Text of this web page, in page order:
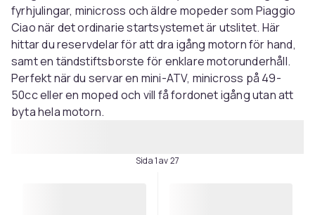
fyrhjulingar, minicross och äldre mopeder som Piaggio
Ciao när det ordinarie startsystemet är utslitet. Här
hittar du reservdelar för att dra igång motorn för hand,
samt en tändstiftsborste för enklare motorunderhåll.
Perfekt när du servar en mini-ATV, minicross på 49-
50cc eller en moped och vill få fordonet igång utan att
byta hela motorn.
Sida 1 av 27